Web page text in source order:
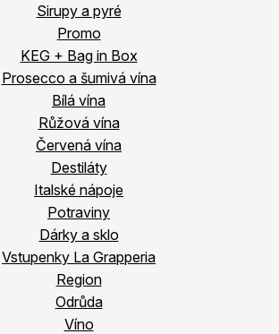
Sirupy a pyré
Promo
KEG + Bag in Box
Prosecco a šumivá vína
Bílá vína
Růžová vína
Červená vína
Destiláty
Italské nápoje
Potraviny
Dárky a sklo
Vstupenky La Grapperia
Region
Odrůda
Víno